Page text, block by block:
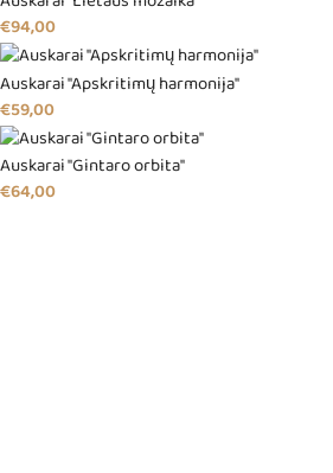
€94,00
Auskarai "Apskritimų harmonija"
€59,00
Auskarai "Gintaro orbita"
€64,00